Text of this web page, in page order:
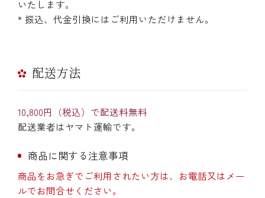
いたします。
* 振込、代金引換にはご利用いただけません。
配送方法
10,800円（税込）で配送料無料
配送業者はヤマト運輸です。
商品に関する注意事項
商品をお急ぎでご利用されたい方は、お電話又はメー
ルでお問合せください。